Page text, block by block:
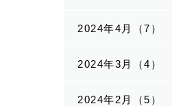
2024年4月（7）
2024年3月（4）
2024年2月（5）